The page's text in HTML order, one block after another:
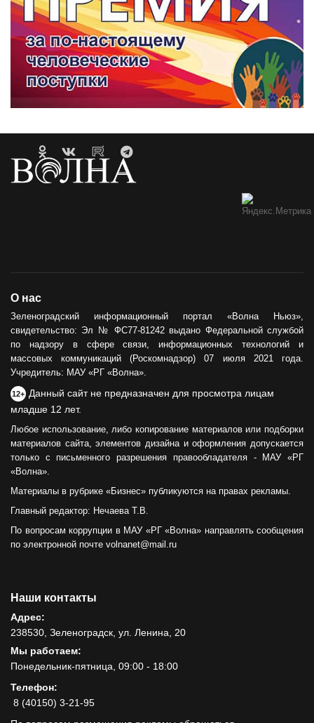
О нас
Зеленоградский информационный портал «Волна Ньюз»,
свидетельство: Эл № ФС77-81242 выдано Федеральной службой
по надзору в сфере связи, информационных технологий и
массовых коммуникаций (Роскомнадзор) 07 июля 2021 года.
Учредитель: МАУ «РГ «Волна».
12+ Данный сайт не предназначен для просмотра лицам
младше 12 лет.
Любое использование, либо копирование материалов или подборки
материалов сайта, элементов дизайна и оформления допускается
только с письменного разрешения правообладателя - МАУ «РГ
«Волна».
Материалы в рубрике «Бизнес» публикуются на правах рекламы.
Главный редактор: Нечаева Т.В.
По вопросам коррупции в МАУ «РГ «Волна» направлять сообщения
по электронной почте volnanet@mail.ru
Наши контакты
Адрес:
238530, Зеленоградск, ул. Ленина, 20
Мы работаем:
Понедельник-пятница, 09:00 - 18:00
Телефон:
8 (40150) 3-21-95